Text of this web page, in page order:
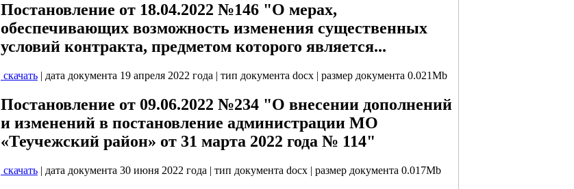
Постановление от 18.04.2022 №146 "О мерах,
обеспечивающих возможность изменения существенных
условий контракта, предметом которого является...
скачать | дата документа 19 апреля 2022 года | тип документа docx | размер документа 0.021Mb
Постановление от 09.06.2022 №234 "О внесении дополнений
и изменений в постановление администрации МО
«Теучежский район» от 31 марта 2022 года № 114"
скачать | дата документа 30 июня 2022 года | тип документа docx | размер документа 0.017Mb